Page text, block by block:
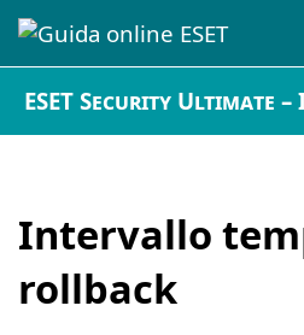
ESET Security Ultimate –
Intervallo
rollback